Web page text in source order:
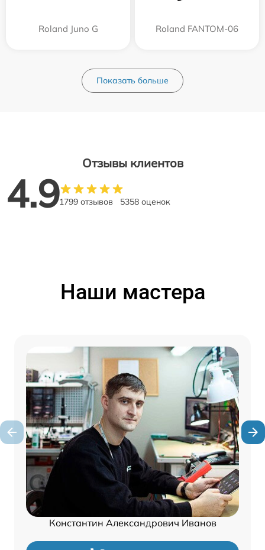
Roland Juno G Roland FANTOM-06
Показать больше
Отзывы клиентов
4.91799 отзывов 5358 оценок
Наши мастера
Константин Александрович Иванов